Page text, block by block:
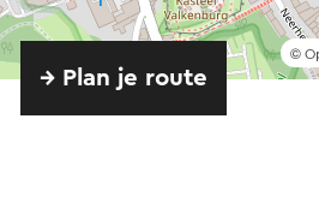
©
→ Plan je route